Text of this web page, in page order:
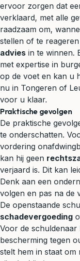
ervoor zorgen dat
verklaard, met alle
raadzaam om,
stellen of te
advies in te winnen.
met expertise in
op de voet en kan u
nu in Tongeren of
voor u klaar.
Praktische gevolgen
De praktische
te onderschatten.
vordering
kan hij geen
verjaard is. Dit kan
Denk aan een
volgen en pas na de
De openstaande
schadevergoeding
Voor de schuldenaar
bescherming tegen
stelt hem in staat om